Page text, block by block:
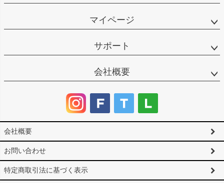
マイページ
サポート
会社概要
会社概要
お問い合わせ
特定商取引法に基づく表示